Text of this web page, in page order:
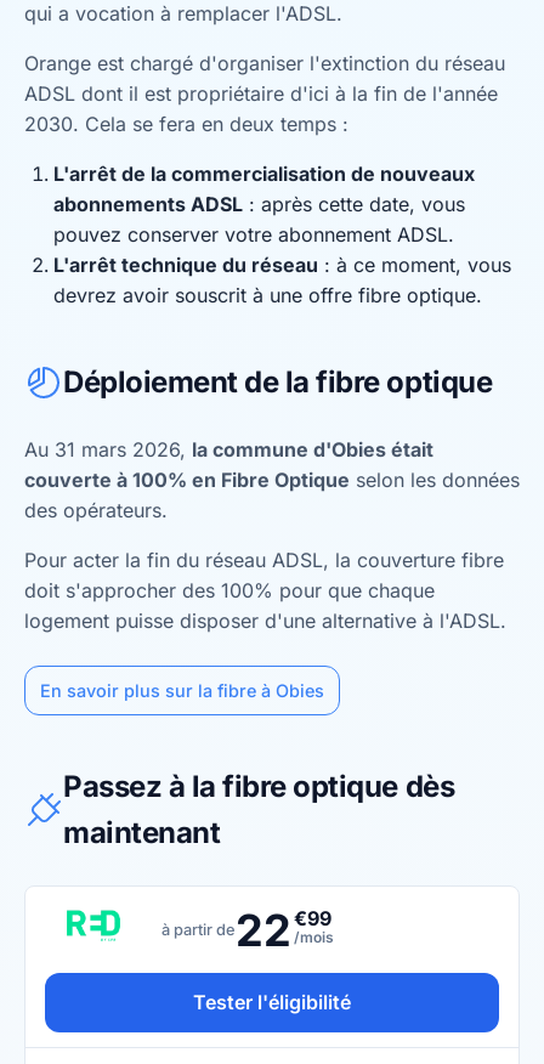
qui a vocation à remplacer l'ADSL.
Orange est chargé d'organiser l'extinction du réseau
ADSL dont il est propriétaire d'ici à la fin de l'année
2030. Cela se fera en deux temps :
L'arrêt de la commercialisation de nouveaux
abonnements ADSL : après cette date, vous
pouvez conserver votre abonnement ADSL.
L'arrêt technique du réseau : à ce moment, vous
devrez avoir souscrit à une offre fibre optique.
Déploiement de la fibre optique
Au 31 mars 2026, la commune d'Obies était
couverte à 100% en Fibre Optique selon les données
des opérateurs.
Pour acter la fin du réseau ADSL, la couverture fibre
doit s'approcher des 100% pour que chaque
logement puisse disposer d'une alternative à l'ADSL.
En savoir plus sur la fibre à Obies
Passez à la fibre optique dès
maintenant
à partir de 22 €99
/mois
Tester l'éligibilité